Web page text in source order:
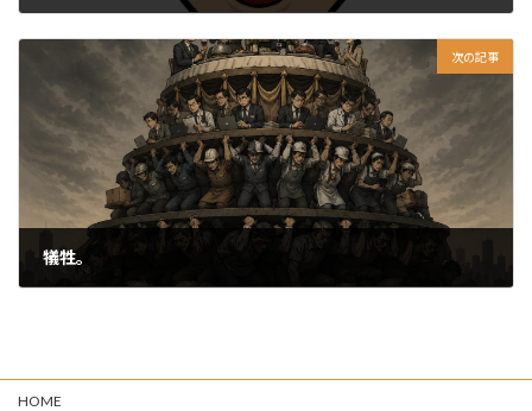
2026-04-27
次の記事
犠牲。
2026-04-29
HOME